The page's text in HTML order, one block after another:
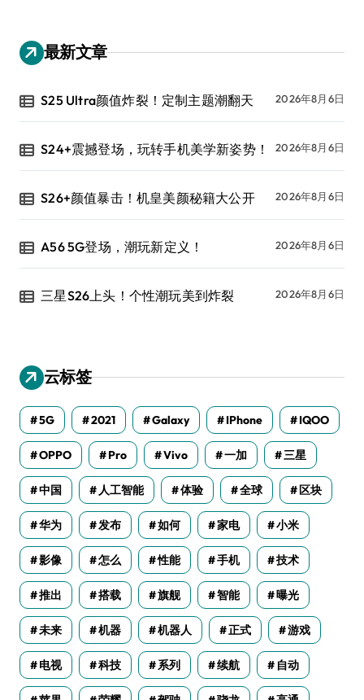
最新文章
S25 Ultra颜值炸裂！定制主题潮翻天 2026年8月6日
S24+震撼登场，玩转手机美学新姿势！ 2026年8月6日
S26+颜值暴击！机皇美颜秘籍大公开 2026年8月6日
A56 5G登场，潮玩新定义！ 2026年8月6日
三星S26上头！个性潮玩美到炸裂 2026年8月6日
云标签
5G 2021 Galaxy IPhone IQOO
OPPO Pro Vivo 一加 三星
中国 人工智能 体验 全球 区块
华为 发布 如何 家电 小米
影像 怎么 性能 手机 技术
推出 搭载 旗舰 智能 曝光
未来 机器 机器人 正式 游戏
电视 科技 系列 续航 自动